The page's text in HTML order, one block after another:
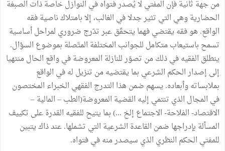
منجهة ثانيةفإن المفتي لايُصدرفتواهفي النوازلخاصةذات الصبغة
الحضاريةوهي التي تثيرجدلافي الغالب،إلابامتلاكناصيةفقه
الواقع. هوفقه يقتضيفهما يتحقّقعبرتدّرج ضروري لمراحلأساسية
تسمح باستيعابمتكامل للجوانب المختلفة المتّصلة بموضوع السؤال.
ينطلق الفقيهفيذلكمن تصوّرللنازلة المعروضةفيواقع الحالمنتهيا
إلى إصدارالحكم الشرعي بما يقتضيهمن تنزيل لهفي الواقع
بملابساتهوأبعاده. يسهم ضمن هذا التدرج الفقهي الخبراء المختصون
في المجال الذي تنتمي إليه القضية المعروضة(الطب–المالية–
الاقتصاد-الفلاحة-الاجتماع إلخ ...)بما يتيح للفقيه القدرةعلى تكييف
المسألة بإدراجها ضمن القاعدة الشرعية التي تشملها.عندذاكيتبين
للمفتي الحكم النظري الذي سيصدرمنهفيفتواه.